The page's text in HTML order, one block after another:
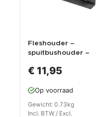
Fleshouder –
spuitbushouder –
staal
€ 11,95
Op voorraad
Gewicht: 0.73kg
Incl. BTW / Excl.